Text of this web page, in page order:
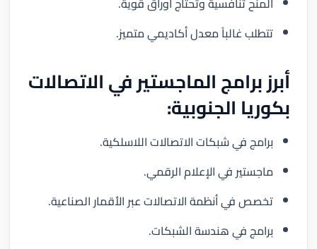
تتطلب غالباً معدل أكاديمي متميز.
أبرز برامج الماجستير في الاتصالات
بكوريا الجنوبية:
برامج في شبكات الاتصالات اللاسلكية.
ماجستير في الإعلام الرقمي.
تخصص في أنظمة الاتصالات عبر الأقمار الصناعية.
برامج في هندسة الشبكات.